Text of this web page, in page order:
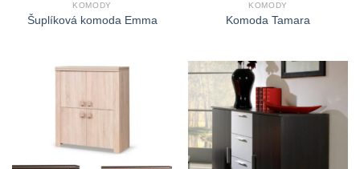
KOMODY
Šuplíková komoda Emma
KOMODY
Komoda Tamara